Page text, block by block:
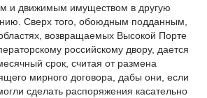
и движимым имуществом в другую
Сверх того, обоюдным подданным,
возвращаемых Высокой Порте
российскому двору, дается
срок, считая от размена
мирного договора, дабы они, если
сделать распоряжения касательно